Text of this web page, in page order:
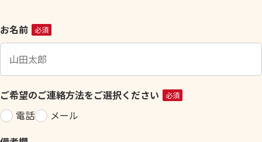
こ
の
ィ
ー
ル
ド
お名前 必須
ご希望のご連絡方法をご選択ください 必須
電話
メール